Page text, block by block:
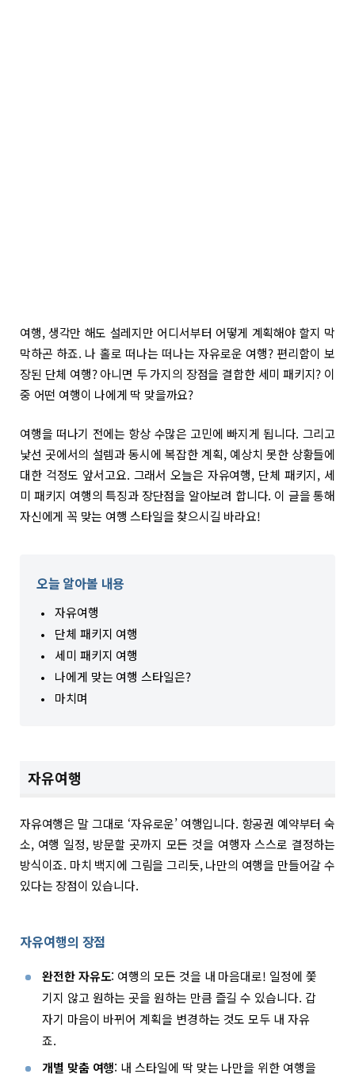
여행, 생각만 해도 설레지만 어디서부터 어떻게 계획해야 할지 막
막하곤 하죠. 나 홀로 떠나는 떠나는 자유로운 여행? 편리함이 보
장된 단체 여행? 아니면 두 가지의 장점을 결합한 세미 패키지? 이
중 어떤 여행이 나에게 딱 맞을까요?
여행을 떠나기 전에는 항상 수많은 고민에 빠지게 됩니다. 그리고
낯선 곳에서의 설렘과 동시에 복잡한 계획, 예상치 못한 상황들에
대한 걱정도 앞서고요. 그래서 오늘은 자유여행, 단체 패키지, 세
미 패키지 여행의 특징과 장단점을 알아보려 합니다. 이 글을 통해
자신에게 꼭 맞는 여행 스타일을 찾으시길 바라요!
오늘 알아볼 내용
자유여행
단체 패키지 여행
세미 패키지 여행
나에게 맞는 여행 스타일은?
마치며
자유여행
자유여행은 말 그대로 ‘자유로운’ 여행입니다. 항공권 예약부터 숙
소, 여행 일정, 방문할 곳까지 모든 것을 여행자 스스로 결정하는
방식이죠. 마치 백지에 그림을 그리듯, 나만의 여행을 만들어갈 수
있다는 장점이 있습니다.
자유여행의 장점
완전한 자유도: 여행의 모든 것을 내 마음대로! 일정에 쫓
기지 않고 원하는 곳을 원하는 만큼 즐길 수 있습니다. 갑
자기 마음이 바뀌어 계획을 변경하는 것도 모두 내 자유
죠.
개별 맞춤 여행: 내 스타일에 딱 맞는 나만을 위한 여행을